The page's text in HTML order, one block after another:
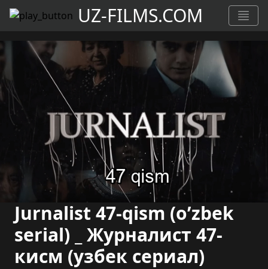
UZ-FILMS.COM
Jurnalist 47-qism (o’zbek
serial) _ Журналист 47-
кисм (узбек сериал)